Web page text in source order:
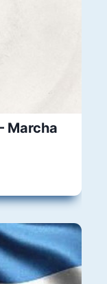
Marcha